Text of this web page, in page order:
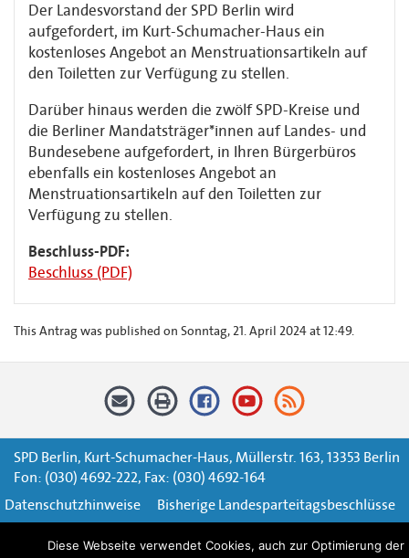
Der Landesvorstand der SPD Berlin wird
aufgefordert, im Kurt-Schumacher-Haus ein
kostenloses Angebot an Menstruationsartikeln auf
den Toiletten zur Verfügung zu stellen.
Darüber hinaus werden die zwölf SPD-Kreise und
die Berliner Mandatsträger*innen auf Landes- und
Bundesebene aufgefordert, in Ihren Bürgerbüros
ebenfalls ein kostenloses Angebot an
Menstruationsartikeln auf den Toiletten zur
Verfügung zu stellen.
Beschluss-PDF:
Beschluss (PDF)
This Antrag was published on Sonntag, 21. April 2024 at 12:49.
SPD Berlin, Kurt-Schumacher-Haus, Müllerstr. 163, 13353 Berlin
Fon: (030) 4692-222, Fax: (030) 4692-164
Datenschutzhinweise
Bisherige Landesparteitagsbeschlüsse
Impressum
Kontaktformular
Diese Webseite verwendet Cookies, auch zur Optimierung der